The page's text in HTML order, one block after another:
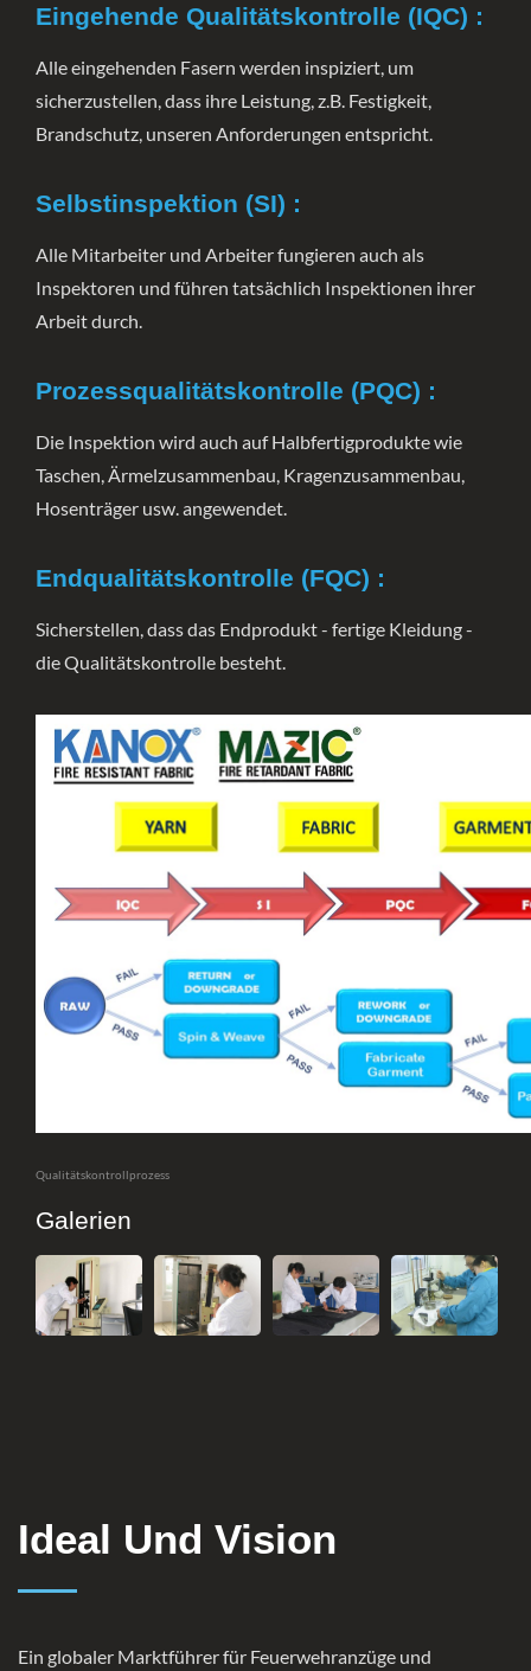
Eingehende Qualitätskontrolle (IQC) :
Alle eingehenden Fasern werden inspiziert, um
sicherzustellen, dass ihre Leistung, z.B. Festigkeit,
Brandschutz, unseren Anforderungen entspricht.
Selbstinspektion (SI) :
Alle Mitarbeiter und Arbeiter fungieren auch als
Inspektoren und führen tatsächlich Inspektionen ihrer
Arbeit durch.
Prozessqualitätskontrolle (PQC) :
Die Inspektion wird auch auf Halbfertigprodukte wie
Taschen, Ärmelzusammenbau, Kragenzusammenbau,
Hosenträger usw. angewendet.
Endqualitätskontrolle (FQC) :
Sicherstellen, dass das Endprodukt - fertige Kleidung -
die Qualitätskontrolle besteht.
Qualitätskontrollprozess
Galerien
Ideal Und Vision
Ein globaler Marktführer für Feuerwehranzüge und